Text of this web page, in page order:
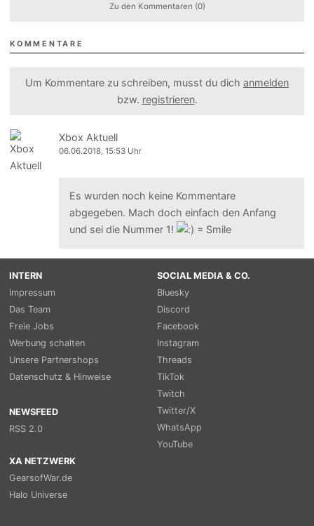
Zu den Kommentaren (0)
KOMMENTARE
Um Kommentare zu schreiben, musst du dich anmelden
bzw. registrieren.
Xbox Aktuell
06.06.2018, 15:53 Uhr
Es wurden noch keine Kommentare
abgegeben. Mach doch einfach den Anfang
und sei die Nummer 1!
INTERN
Impressum
Das Team
Freie Jobs
Werbung schalten
Unsere Partnershops
Datenschutz & Hinweise
NEWSFEED
RSS 2.0
SOCIAL MEDIA & CO.
Bluesky
Discord
Facebook
Instagram
Threads
TikTok
Twitch
Twitter/X
WhatsApp
YouTube
XA NETZWERK
GearsofWar.de
Halo Universe